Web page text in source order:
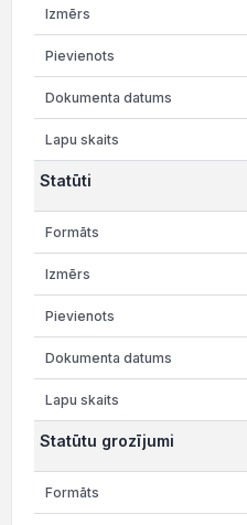
Statūti
Statūtu grozījumi